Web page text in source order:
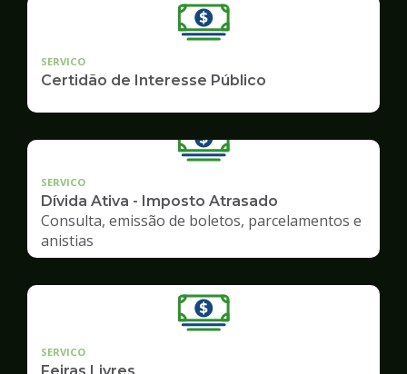
SERVICO
Certidão de Interesse Público
SERVICO
Dívida Ativa - Imposto Atrasado
Consulta, emissão de boletos, parcelamentos e
anistias
SERVICO